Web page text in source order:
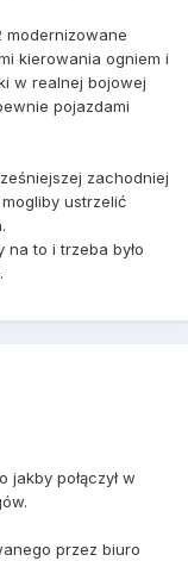
modernizowane
kierowania ogniem i
w realnej bojowej
pojazdami
zachodniej
ustrzelić
na to i trzeba było
jakby połączył w
przez biuro